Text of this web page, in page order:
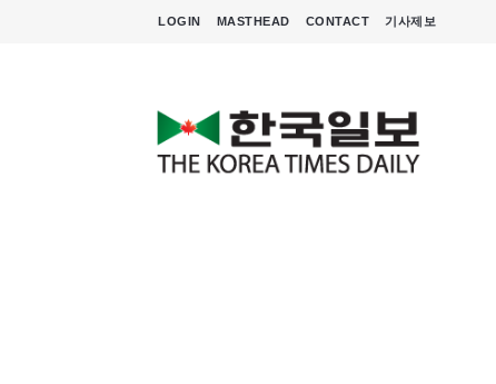
LOGIN MASTHEAD CONTACT 기사제보